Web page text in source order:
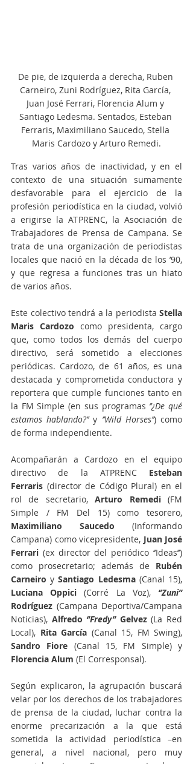
De pie, de izquierda a derecha, Ruben
Carneiro, Zuni Rodríguez, Rita García,
Juan José Ferrari, Florencia Alum y
Santiago Ledesma. Sentados, Esteban
Ferraris, Maximiliano Saucedo, Stella
Maris Cardozo y Arturo Remedi.
Tras varios años de inactividad, y en el
contexto de una situación sumamente
desfavorable para el ejercicio de la
profesión periodística en la ciudad, volvió
a erigirse la ATPRENC, la Asociación de
Trabajadores de Prensa de Campana. Se
trata de una organización de periodistas
locales que nació en la década de los ’90,
y que regresa a funciones tras un hiato
de varios años.
Este colectivo tendrá a la periodista Stella
Maris Cardozo como presidenta, cargo
que, como todos los demás del cuerpo
directivo, será sometido a elecciones
periódicas. Cardozo, de 61 años, es una
destacada y comprometida conductora y
reportera que cumple funciones tanto en
la FM Simple (en sus programas ‘’¿De qué
estamos hablando?’’ y ‘’Wild Horses’’) como
de forma independiente.
Acompañarán a Cardozo en el equipo
directivo de la ATPRENC Esteban
Ferraris (director de Código Plural) en el
rol de secretario, Arturo Remedi (FM
Maximiliano Saucedo (Informando
Campana) como vicepresidente, Juan José
Ferrari (ex director del periódico ‘’Ideas’’)
como prosecretario; además de Rubén
Carneiro y Santiago Ledesma
Luciana Oppici (Corré La Voz), ‘’Zuni’’
Rodríguez (Campana Deportiva/Campana
Noticias), Alfredo ‘’Fredy’’ Gelvez (La Red
Local), Rita García
Sandro Fiore
Florencia Alum (El Corresponsal).
Según explicaron, la agrupación buscará
velar por los derechos de los trabajadores
de prensa de la ciudad, luchar contra la
enorme precarización a la que está
sometida la actividad periodística –en
general, a nivel nacional, pero muy